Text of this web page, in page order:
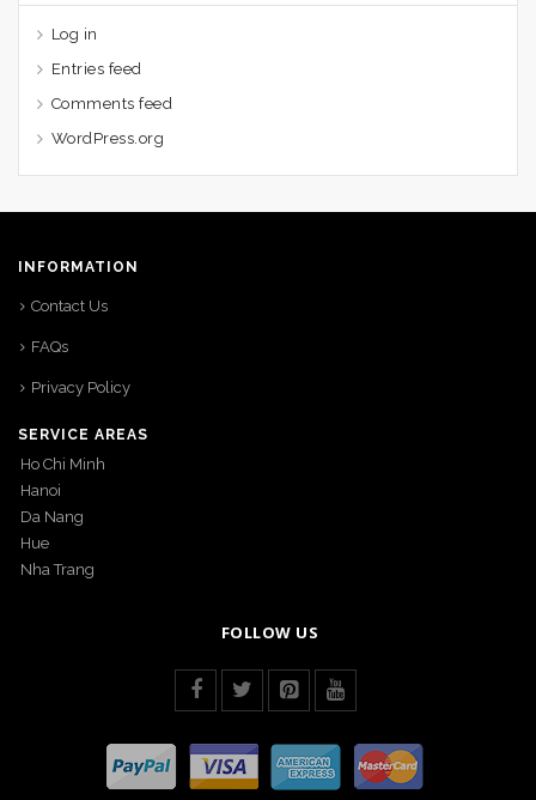
Log in
Entries feed
Comments feed
WordPress.org
INFORMATION
Contact Us
FAQs
Privacy Policy
SERVICE AREAS
Ho Chi Minh
Hanoi
Da Nang
Hue
Nha Trang
FOLLOW US